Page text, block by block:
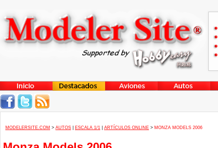
MODELERSITE.COM > AUTOS ESCALA 1/1 ARTÍCULOS ONLINE > MONZA MODELS 2006